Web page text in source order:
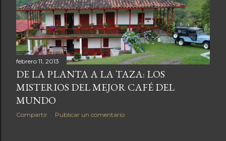
r
a
d
a
s
febrero 11, 2013
DE LA PLANTA A LA TAZA: LOS
MISTERIOS DEL MEJOR CAFÉ DEL
MUNDO
Compartir Publicar un comentario